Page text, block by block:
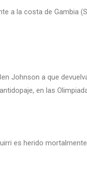
a la costa de Gambia
Johnson a que
en las
es herido